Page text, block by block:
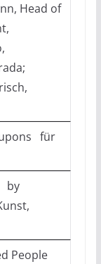
Head of
für
by
People